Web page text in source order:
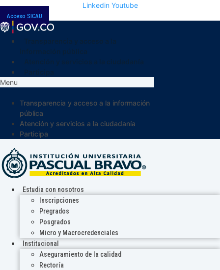
Linkedin Youtube
Acceso SICAU
Menu
Transparencia y acceso a la información
pública
Atención y servicios a la ciudadanía
Participa
Estudia con nosotros
Inscripciones
Pregrados
Posgrados
Micro y Macrocredenciales
Institucional
Aseguramiento de la calidad
Rectoría